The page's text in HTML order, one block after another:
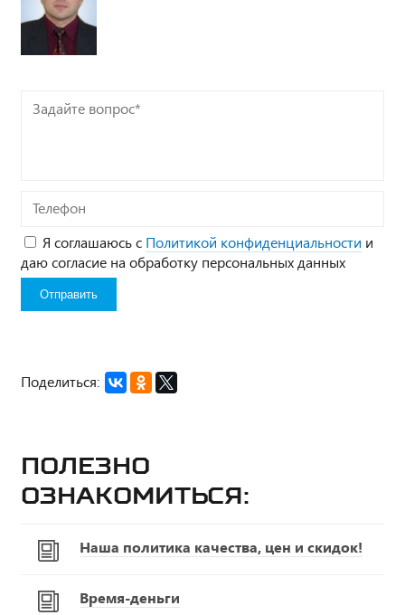
Задайте
Телефон
Я соглашаюсь с Политикой конфиденциальности и
даю согласие на обработку персональных данных
Поделиться:
Полезно
ознакомиться:
Наша политика качества, цен и скидок!
Время-деньги